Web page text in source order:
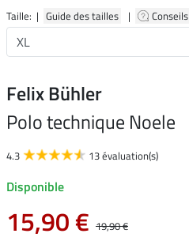
Taille: | Guide des tailles | Conseils
Felix Bühler
Polo technique Noele
4.3 13 évaluation(s)
Disponible
15,90 € 19,90 €